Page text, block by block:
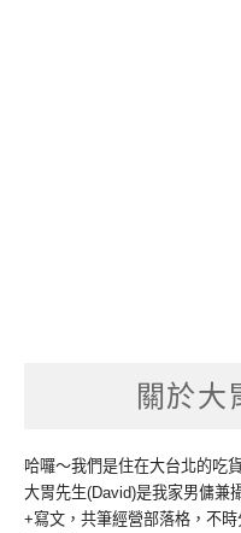
關於大
哈囉～我們是住在大台北的吃
大胃先生(David)是我家男傭兼
+寫文，共筆經營部落格，不